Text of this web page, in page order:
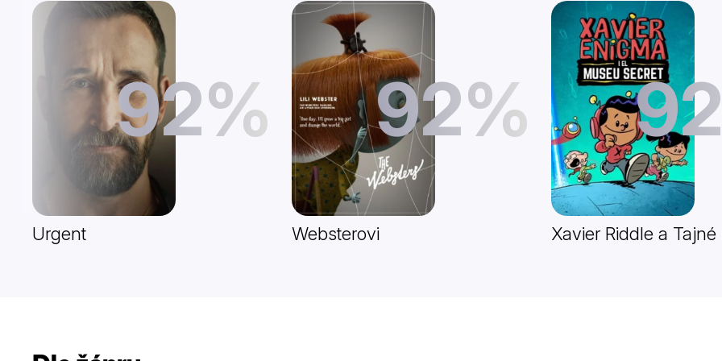
92%
Urgent
92%
Websterovi Xavier Riddle a